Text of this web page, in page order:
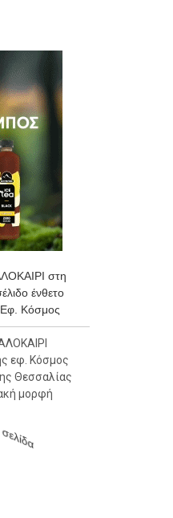
εφ. Κόσμος
Θεσσαλίας
μορφή